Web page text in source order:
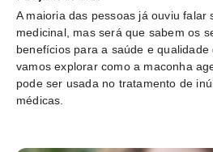
A maioria das pessoas já ouviu falar
medicinal, mas será que sabem os
benefícios para a saúde e qualidade
vamos explorar como a maconha
pode ser usada no tratamento de
médicas.